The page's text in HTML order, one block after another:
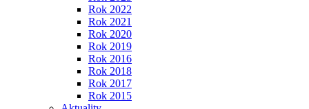
Rok 2022
Rok 2021
Rok 2020
Rok 2019
Rok 2016
Rok 2018
Rok 2017
Rok 2015